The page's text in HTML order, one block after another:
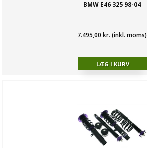
BMW E46 325 98-04
7.495,00 kr. (inkl. moms)